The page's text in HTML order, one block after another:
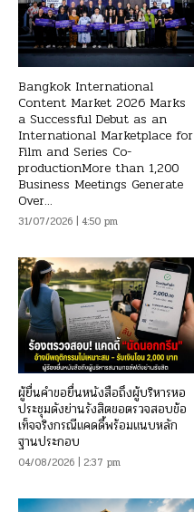
Bangkok International
Content Market 2026 Marks
a Successful Debut as an
International Marketplace for
Film and Series Co-
productionMore than 1,200
Business Meetings Generate
Over...
31/07/2026 | 4:50 pm
ผู้ยื่นคำขอยื่นหนังสือถึงผู้บริหารหอ
ประชุมดังย่านรังสิตขอตรวจสอบข้อ
เท็จจริงกรณีแคดดี้พร้อมแนบหลัก
ฐานประกอบ
04/08/2026 | 2:37 pm